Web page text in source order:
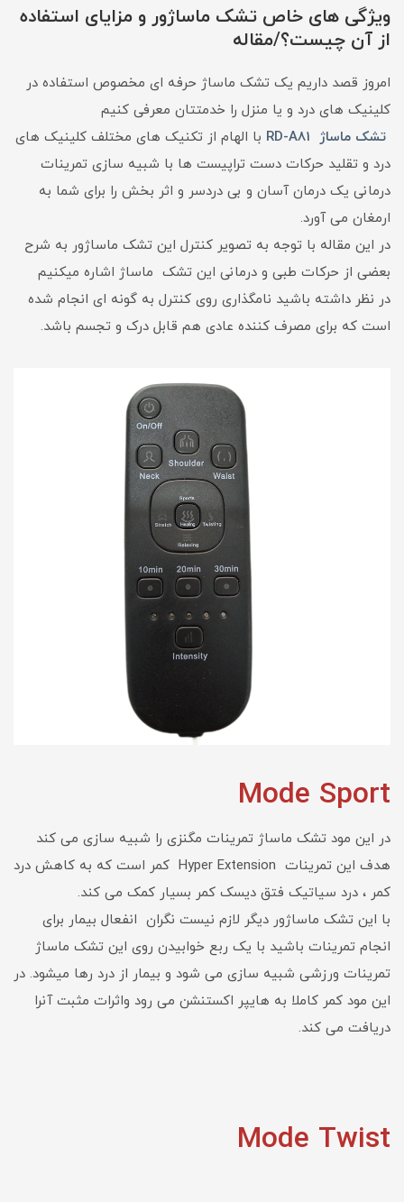
ویژگی های خاص تشک ماساژور و مزایای استفاده
از آن چیست؟/مقاله
امروز قصد داریم یک تشک ماساژ حرفه ای مخصوص استفاده در
کلینیک های درد و یا منزل را خدمتتان معرفی کنیم
تشک ماساژ RD-A81
با الهام از تکنیک های مختلف کلینیک های
درد و تقلید حرکات دست تراپیست ها با شبیه سازی تمرینات
درمانی یک درمان آسان و بی دردسر و اثر بخش را برای شما به
ارمغان می آورد.
در این مقاله با توجه به تصویر کنترل این تشک ماساژور به شرح
بعضی از حرکات طبی و درمانی این تشک ماساژ اشاره میکنیم
در نظر داشته باشید نامگذاری روی کنترل به گونه ای انجام شده
است که برای مصرف کننده عادی هم قابل درک و تجسم باشد.
Mode Sport
در این مود تشک ماساژ تمرینات مگنزی را شبیه سازی می کند
هدف این تمرینات Hyper Extension کمر است که به کاهش درد
کمر ، درد سیاتیک فتق دیسک کمر بسیار کمک می کند.
با این تشک ماساژور دیگر لازم نیست نگران انفعال بیمار برای
انجام تمرینات باشید با یک ربع خوابیدن روی این تشک ماساژ
تمرینات ورزشی شبیه سازی می شود و بیمار از درد رها میشود. در
این مود کمر کاملا به هایپر اکستنشن می رود واثرات مثبت آنرا
دریافت می کند.
Mode Twist